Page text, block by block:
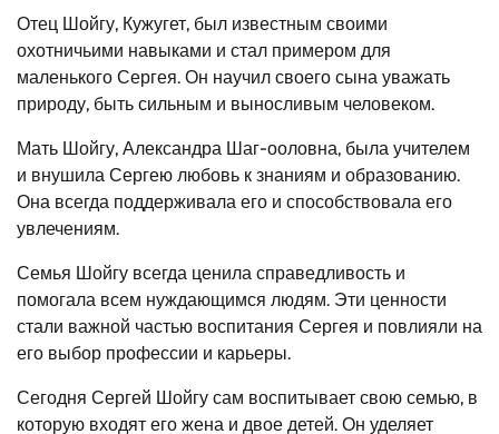
Отец Шойгу, Кужугет, был известным своими
охотничьими навыками и стал примером для
маленького Сергея. Он научил своего сына уважать
природу, быть сильным и выносливым человеком.
Мать Шойгу, Александра Шаг-ооловна, была учителем
и внушила Сергею любовь к знаниям и образованию.
Она всегда поддерживала его и способствовала его
увлечениям.
Семья Шойгу всегда ценила справедливость и
помогала всем нуждающимся людям. Эти ценности
стали важной частью воспитания Сергея и повлияли на
его выбор профессии и карьеры.
Сегодня Сергей Шойгу сам воспитывает свою семью, в
которую входят его жена и двое детей. Он уделяет